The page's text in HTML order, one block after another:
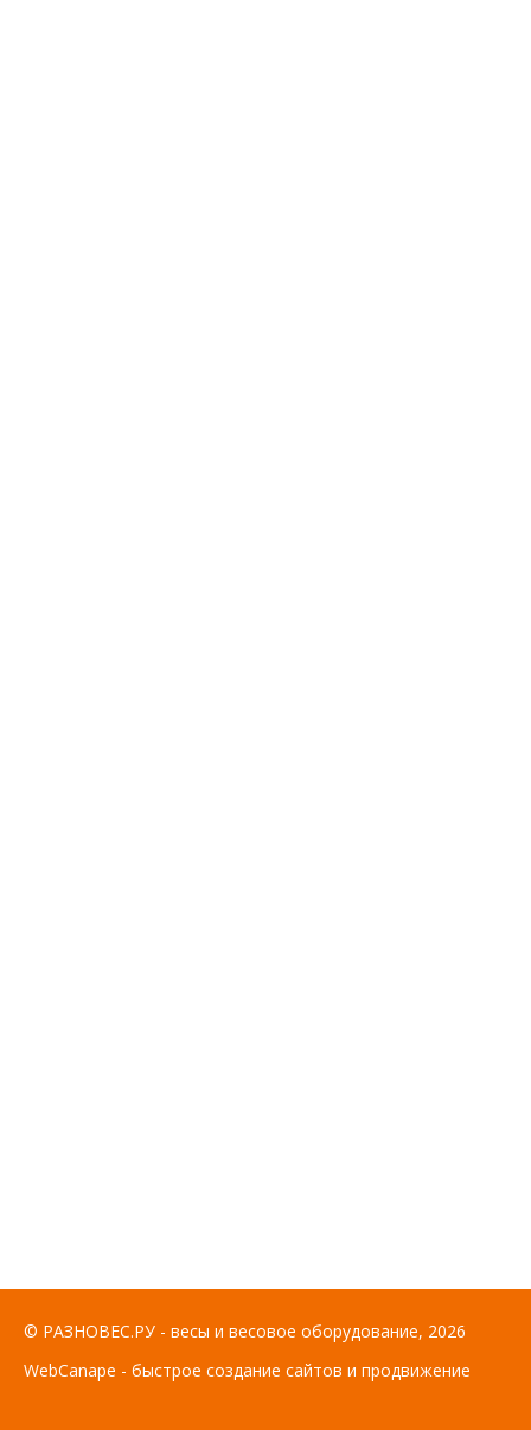
© РАЗНОВЕС.РУ - весы и весовое оборудование, 2026
WebCanape - быстрое создание сайтов и продвижение